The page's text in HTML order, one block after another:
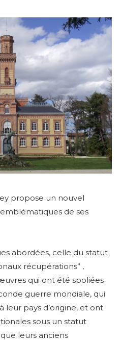
propose un nouvel
de ses
abordées, celle du statut
récupérations” ,
qui ont été spoliées
guerre mondiale, qui
leur pays d’origine, et ont
sous un statut
leurs anciens